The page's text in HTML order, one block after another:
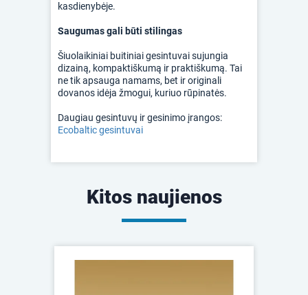
kasdienybėje.
Saugumas gali būti stilingas
Šiuolaikiniai buitiniai gesintuvai sujungia
dizainą, kompaktiškumą ir praktiškumą. Tai
ne tik apsauga namams, bet ir originali
dovanos idėja žmogui, kuriuo rūpinatės.
Daugiau gesintuvų ir gesinimo įrangos:
Ecobaltic gesintuvai
Kitos naujienos